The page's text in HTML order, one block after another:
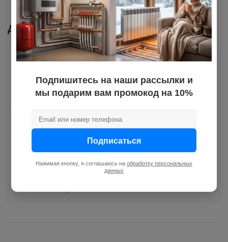
Документы
Оплата
Доставка
Подпишитесь на наши рассылки и
мы подарим вам промокод на 10%
Подписаться
Нажимая кнопку, я соглашаюсь на обработку персональных
данных